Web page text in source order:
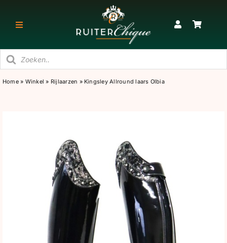
naar
Toggle
RUITER
SNEAKERS & KORTE LAARZEN
Home» Winkel » Rijlaarzen » Kingsley Allround laars Olbia